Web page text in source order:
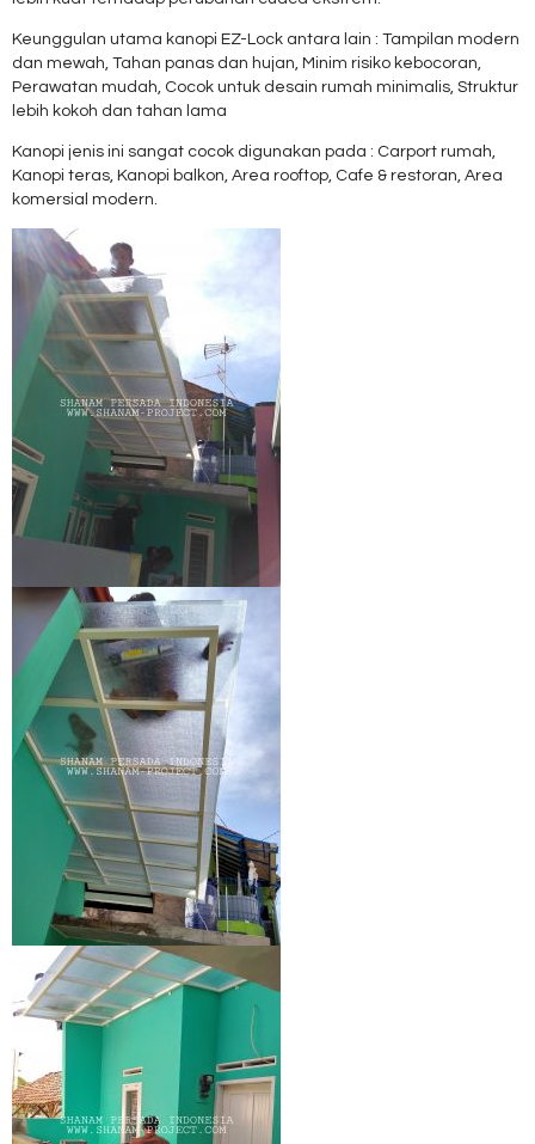
Keunggulan utama kanopi EZ-Lock antara lain : Tampilan modern
dan mewah, Tahan panas dan hujan, Minim risiko kebocoran,
Perawatan mudah, Cocok untuk desain rumah minimalis, Struktur
lebih kokoh dan tahan lama
Kanopi jenis ini sangat cocok digunakan pada : Carport rumah,
Kanopi teras, Kanopi balkon, Area rooftop, Cafe & restoran, Area
komersial modern.